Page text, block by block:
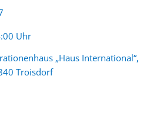
Uhr
„Haus International“,
Troisdorf